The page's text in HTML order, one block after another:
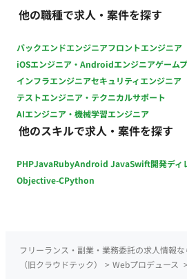
他の職種で求人・案件を探す
バックエンドエンジニアフロントエンジニア
iOSエンジニア・Androidエンジニアゲーム
インフラエンジニアセキュリティエンジニア
テストエンジニア・テクニカルサポート
AIエンジニア・機械学習エンジニア
他のスキルで求人・案件を探す
PHPJavaRubyAndroid JavaSwift開発ディ
Objective-CPython
フリーランス・副業・業務委託の求人情報
（旧クラウドテック）
> Webプロデュース